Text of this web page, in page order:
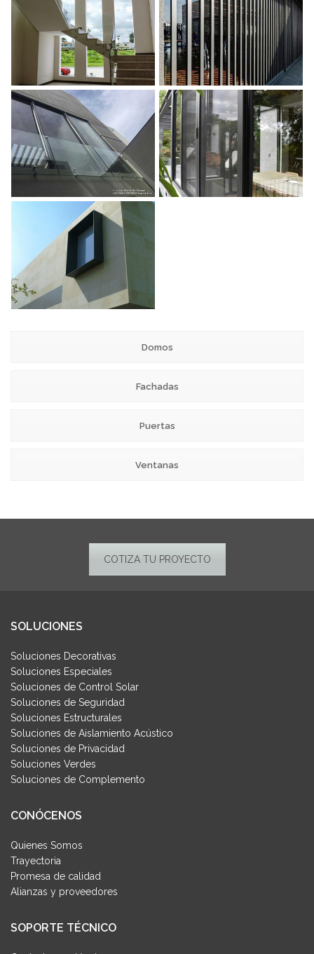
Domos
Fachadas
Puertas
Ventanas
COTIZA TU PROYECTO
SOLUCIONES
Soluciones Decorativas
Soluciones Especiales
Soluciones de Control Solar
Soluciones de Seguridad
Soluciones Estructurales
Soluciones de Aislamiento Acústico
Soluciones de Privacidad
Soluciones Verdes
Soluciones de Complemento
CONÓCENOS
Quienes Somos
Trayectoria
Promesa de calidad
Alianzas y proveedores
SOPORTE TÉCNICO